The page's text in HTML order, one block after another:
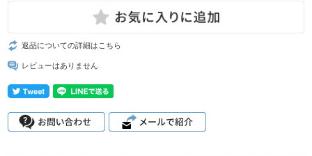
返品についての詳細はこちら
レビューはありません